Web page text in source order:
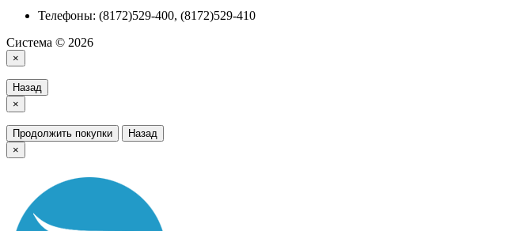
Телефоны: (8172)529-400, (8172)529-410
Система © 2026
×
Назад
×
Продолжить покупки
Назад
×